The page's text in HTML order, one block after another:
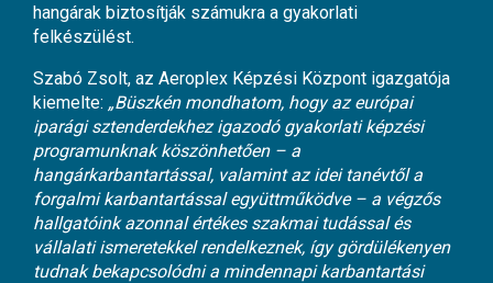
hangárak biztosítják számukra a gyakorlati
felkészülést.
Szabó Zsolt, az Aeroplex Képzési Központ igazgatója
kiemelte: „Büszkén mondhatom, hogy az európai
iparági sztenderdekhez igazodó gyakorlati képzési
programunknak köszönhetően – a
hangárkarbantartással, valamint az idei tanévtől a
forgalmi karbantartással együttműködve – a végzős
hallgatóink azonnal értékes szakmai tudással és
vállalati ismeretekkel rendelkeznek, így gördülékenyen
tudnak bekapcsolódni a mindennapi karbantartási